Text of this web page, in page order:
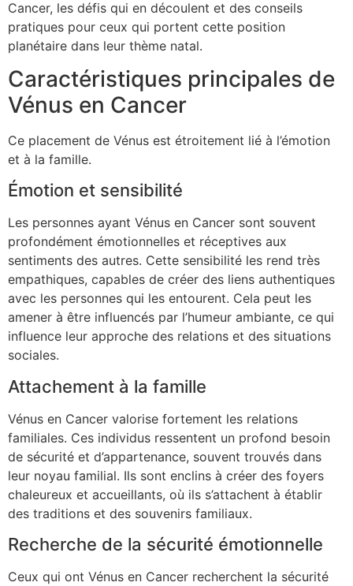
Cancer, les défis qui en découlent et des conseils
pratiques pour ceux qui portent cette position
planétaire dans leur thème natal.
Caractéristiques principales de
Vénus en Cancer
Ce placement de Vénus est étroitement lié à l’émotion
et à la famille.
Émotion et sensibilité
Les personnes ayant Vénus en Cancer sont souvent
profondément émotionnelles et réceptives aux
sentiments des autres. Cette sensibilité les rend très
empathiques, capables de créer des liens authentiques
avec les personnes qui les entourent. Cela peut les
amener à être influencés par l’humeur ambiante, ce qui
influence leur approche des relations et des situations
sociales.
Attachement à la famille
Vénus en Cancer valorise fortement les relations
familiales. Ces individus ressentent un profond besoin
de sécurité et d’appartenance, souvent trouvés dans
leur noyau familial. Ils sont enclins à créer des foyers
chaleureux et accueillants, où ils s’attachent à établir
des traditions et des souvenirs familiaux.
Recherche de la sécurité émotionnelle
Ceux qui ont Vénus en Cancer recherchent la sécurité